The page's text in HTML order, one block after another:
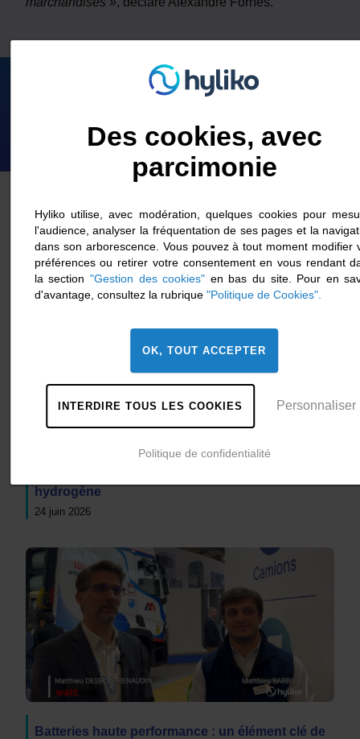
Cet article vous a plu ?
À lire aussi
accompagnent le développement de la mobilité
hydrogène
24 juin 2026
Batteries haute performance : un élément clé de
Des cookies, avec
parcimonie
Hyliko utilise, avec modération, quelques cookies pour
l'audience, analyser la fréquentation de ses pages et la
dans son arborescence. Vous pouvez à tout moment modifier
préférences ou retirer votre consentement en vous rendant
la section "Gestion des cookies" en bas du site. Pour en
d'avantage, consultez la rubrique "Politique de Cookies".
OK, TOUT ACCEPTER
INTERDIRE TOUS LES COOKIES Personnaliser
Politique de confidentialité